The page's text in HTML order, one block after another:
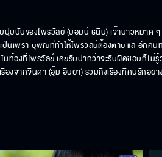
บปับของไพรวัลย์ (บอมบ์ ธนิน) เจ้าบ่าวหมาด
นเพราะยุพิณที่ทำให้ไพรวัลย์ต้องตาย และอีกคน
องที่ไพรวัลย์ เคยรับปากว่าจะรับผิดชอบก็ไม่รู้
งจากจินดา (อุ้ม อิษยา) รวมถึงเรื่องที่คนรักอย่